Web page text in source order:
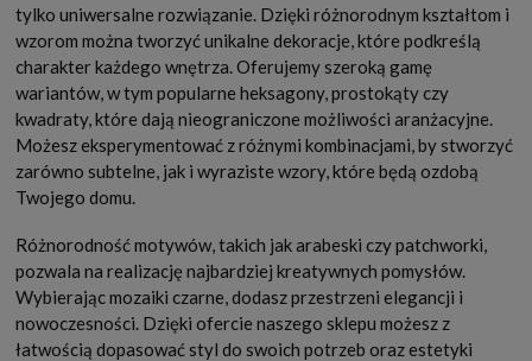
tylko uniwersalne rozwiązanie. Dzięki różnorodnym kształtom i
wzorom można tworzyć unikalne dekoracje, które podkreślą
charakter każdego wnętrza. Oferujemy szeroką gamę
wariantów, w tym popularne heksagony, prostokąty czy
kwadraty, które dają nieograniczone możliwości aranżacyjne.
Możesz eksperymentować z różnymi kombinacjami, by stworzyć
zarówno subtelne, jak i wyraziste wzory, które będą ozdobą
Twojego domu.
Różnorodność motywów, takich jak arabeski czy patchworki,
pozwala na realizację najbardziej kreatywnych pomysłów.
Wybierając mozaiki czarne, dodasz przestrzeni elegancji i
nowoczesności. Dzięki ofercie naszego sklepu możesz z
łatwością dopasować styl do swoich potrzeb oraz estetyki